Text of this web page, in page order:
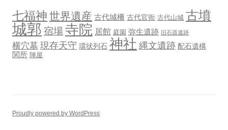
七福神 世界遺産 古代城柵 古代官衙 古代山城 古墳
城郭 宿場寺院 居館 庭園 弥生遺跡 旧石器遺跡
横穴墓 現存天守 環状列石 神社 縄文遺跡 配石遺構
関所 陣屋
Proudly powered by WordPress